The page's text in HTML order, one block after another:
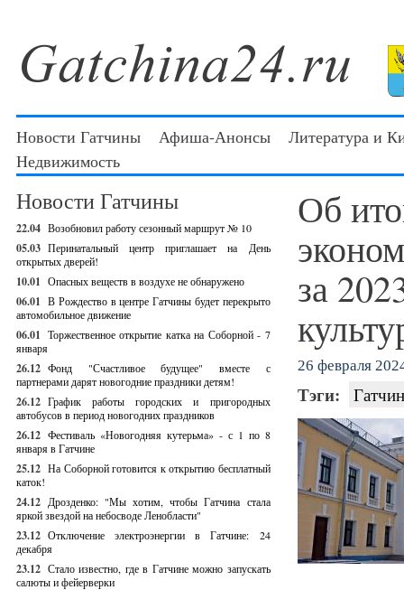
Новости Гатчины Афиша-Анонсы
Литература и
Недвижимость
Новости Гатчины
22.04 Возобновил работу сезонный маршрут № 10
05.03 Перинатальный центр приглашает на День
открытых дверей!
10.01 Опасных веществ в воздухе не обнаружено
06.01 В Рождество в центре Гатчины будет перекрыто
автомобильное движение
06.01 Торжественное открытие катка на Соборной - 7
января
26.12 Фонд "Счастливое будущее" вместе с
партнерами дарят новогодние праздники детям!
26.12 График работы городских и пригородных
автобусов в период новогодних праздников
26.12 Фестиваль «Новогодняя кутерьма» - с 1 по 8
января в Гатчине
25.12 На Соборной готовится к открытию бесплатный
каток!
24.12 Дрозденко: "Мы хотим, чтобы Гатчина стала
яркой звездой на небосводе Ленобласти"
23.12 Отключение электроэнергии в Гатчине: 24
декабря
23.12 Стало известно, где в Гатчине можно запускать
салюты и фейерверки
Об
за
26 февраля
Тэги: